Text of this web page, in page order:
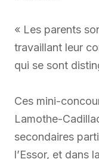
« Les parents
travaillant leur
qui se sont
Ces mini-
Lamothe-
secondaires
l’Essor, et dans